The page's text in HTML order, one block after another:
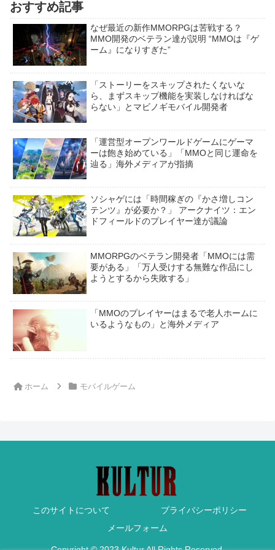
おすすめ記事
なぜ最近の新作MMORPGは苦戦する？
MMO開発のベテラン達が説明 “MMOは『ゲ
ーム』になりすぎた”
「ストーリーをスキップされたくないな
ら、まずスキップ機能を実装しなければな
らない」とマビノギモバイル開発者
「運営型オープンワールドゲームにゲーマ
ーは飽き始めている」「MMOと同じ運命を
辿る」海外メディアが指摘
ソシャゲには「時間稼ぎの『かさ増しコン
テンツ』が必要か？」 アークナイツ：エン
ドフィールドのプレイヤー達が議論
MMORPGのベテラン開発者「MMOには需
要がある」「万人受けする無難な作品にし
ようとするから失敗する」
「MMOのプレイヤーはまるで老人ホームに
いるようなもの」と海外メディア
ホーム モバイルゲーム
このサイトについて
プライバシーポリシー
メールフォーム